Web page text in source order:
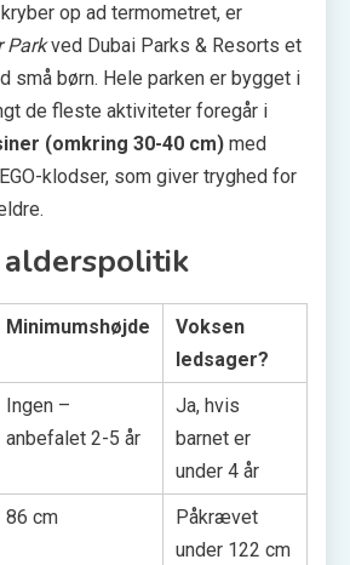
op ad termometret, er
Parkved Dubai Parks & Resorts et
små børn. Hele parken er bygget i
de fleste aktiviteter foregår i
(omkring 30-40 cm) med
klodser, som giver tryghed for
Minimumshøjde
Voksen
ledsager?
Ingen –
anbefalet 2-5 år
Ja, hvis
barnet er
under 4 år
86 cm
Påkrævet
under 122 cm